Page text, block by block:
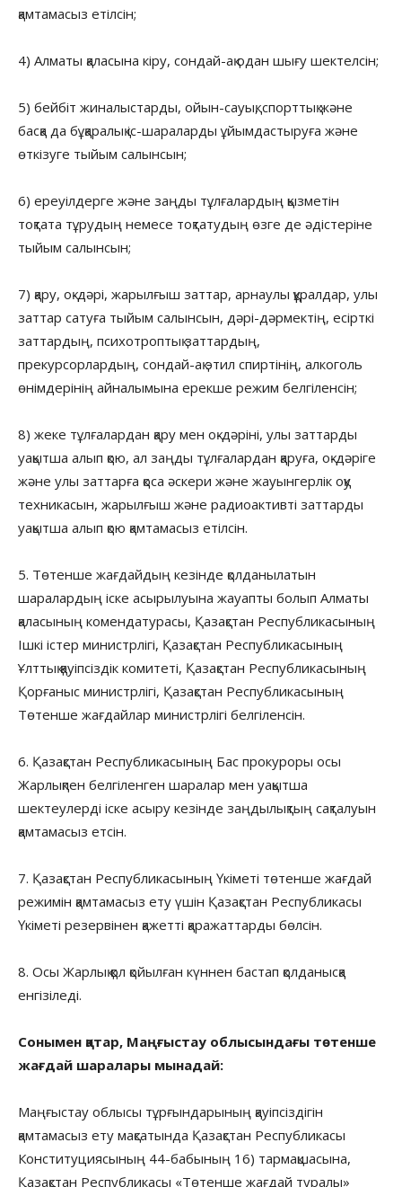
қамтамасыз етілсін;
4) Алматы қаласына кіру, сондай-ақ одан шығу шектелсін;
5) бейбіт жиналыстарды, ойын-сауық, спорттық және
басқа да бұқаралық іс-шараларды ұйымдастыруға және
өткізуге тыйым салынсын;
6) ереуілдерге және заңды тұлғалардың қызметін
тоқтата тұрудың немесе тоқтатудың өзге де әдістеріне
тыйым салынсын;
7) қару, оқ-дәрі, жарылғыш заттар, арнаулы құралдар, улы
заттар сатуға тыйым салынсын, дәрі-дәрмектің, есірткі
заттардың, психотроптық заттардың,
прекурсорлардың, сондай-ақ этил спиртінің, алкоголь
өнімдерінің айналымына ерекше режим белгіленсін;
8) жеке тұлғалардан қару мен оқ-дәріні, улы заттарды
уақытша алып қою, ал заңды тұлғалардан қаруға, оқ-дәріге
және улы заттарға қоса әскери және жауынгерлік оқу
техникасын, жарылғыш және радиоактивті заттарды
уақытша алып қою қамтамасыз етілсін.
5. Төтенше жағдайдың кезінде қолданылатын
шаралардың іске асырылуына жауапты болып Алматы
қаласының комендатурасы, Қазақстан Республикасының
Ішкі істер министрлігі, Қазақстан Республикасының
Ұлттық қауіпсіздік комитеті, Қазақстан Республикасының
Қорғаныс министрлігі, Қазақстан Республикасының
Төтенше жағдайлар министрлігі белгіленсін.
6. Қазақстан Республикасының Бас прокуроры осы
Жарлықпен белгіленген шаралар мен уақытша
шектеулерді іске асыру кезінде заңдылықтың сақталуын
қамтамасыз етсін.
7. Қазақстан Республикасының Үкіметі төтенше жағдай
режимін қамтамасыз ету үшін Қазақстан Республикасы
Үкіметі резервінен қажетті қаражаттарды бөлсін.
8. Осы Жарлық қол қойылған күннен бастап қолданысқа
енгізіледі.
Сонымен қатар, Маңғыстау облысындағы төтенше
жағдай шаралары мынадай:
Маңғыстау облысы тұрғындарының қауіпсіздігін
қамтамасыз ету мақсатында Қазақстан Республикасы
Конституциясының 44-бабының 16) тармақшасына,
Қазақстан Республикасы «Төтенше жағдай туралы»